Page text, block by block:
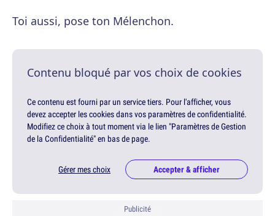
Toi aussi, pose ton Mélenchon.
Contenu bloqué par vos choix de cookies
Ce contenu est fourni par un service tiers. Pour l'afficher, vous
devez accepter les cookies dans vos paramètres de confidentialité.
Modifiez ce choix à tout moment via le lien "Paramètres de Gestion
de la Confidentialité" en bas de page.
Gérer mes choix Accepter & afficher
Publicité